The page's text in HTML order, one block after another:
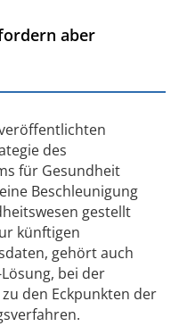
aber
des
für Gesundheit
Beschleunigung
gestellt
künftigen
gehört auch
bei der
den Eckpunkten der